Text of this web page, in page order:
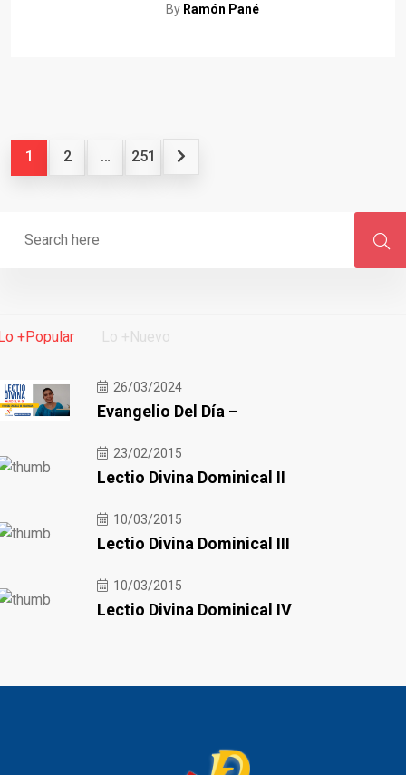
By Ramón Pané
1 2 … 251
+Popular Lo +Nuevo
26/03/2024
Evangelio Del Día –
23/02/2015
Lectio Divina Dominical II
10/03/2015
Lectio Divina Dominical III
10/03/2015
Lectio Divina Dominical IV